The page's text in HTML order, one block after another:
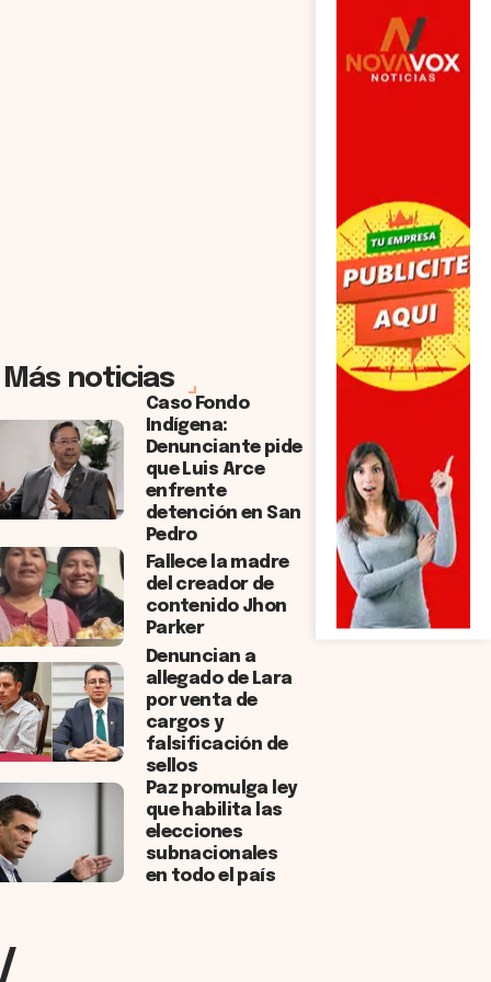
Más noticias
Caso Fondo
Indígena:
Denunciante pide
que Luis Arce
enfrente
detención en San
Pedro
Fallece la madre
del creador de
contenido Jhon
Parker
Denuncian a
allegado de Lara
por venta de
cargos y
falsificación de
sellos
Paz promulga ley
que habilita las
elecciones
subnacionales
en todo el país